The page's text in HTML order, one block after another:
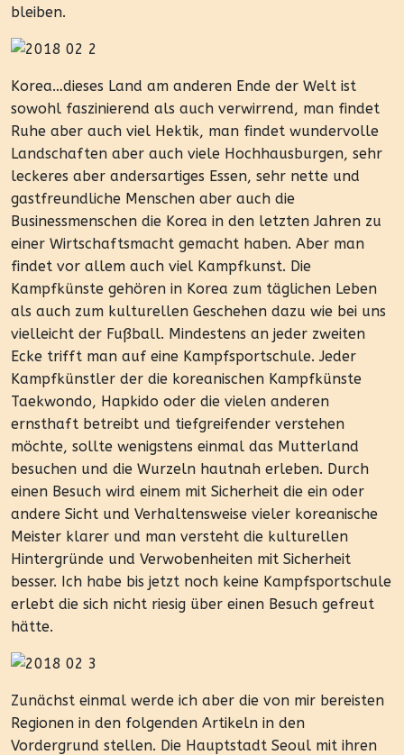
bleiben.
Korea…dieses Land am anderen Ende der Welt ist
sowohl faszinierend als auch verwirrend, man findet
Ruhe aber auch viel Hektik, man findet wundervolle
Landschaften aber auch viele Hochhausburgen, sehr
leckeres aber andersartiges Essen, sehr nette und
gastfreundliche Menschen aber auch die
Businessmenschen die Korea in den letzten Jahren zu
einer Wirtschaftsmacht gemacht haben. Aber man
findet vor allem auch viel Kampfkunst. Die
Kampfkünste gehören in Korea zum täglichen Leben
als auch zum kulturellen Geschehen dazu wie bei uns
vielleicht der Fußball. Mindestens an jeder zweiten
Ecke trifft man auf eine Kampfsportschule. Jeder
Kampfkünstler der die koreanischen Kampfkünste
Taekwondo, Hapkido oder die vielen anderen
ernsthaft betreibt und tiefgreifender verstehen
möchte, sollte wenigstens einmal das Mutterland
besuchen und die Wurzeln hautnah erleben. Durch
einen Besuch wird einem mit Sicherheit die ein oder
andere Sicht und Verhaltensweise vieler koreanische
Meister klarer und man versteht die kulturellen
Hintergründe und Verwobenheiten mit Sicherheit
besser. Ich habe bis jetzt noch keine Kampfsportschule
erlebt die sich nicht riesig über einen Besuch gefreut
hätte.
Zunächst einmal werde ich aber die von mir bereisten
Regionen in den folgenden Artikeln in den
Vordergrund stellen. Die Hauptstadt Seoul mit ihren